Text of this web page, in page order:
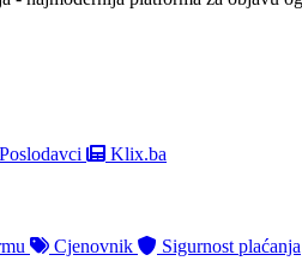
Poslodavci Klix.ba
Cjenovnik Sigurnost plaćanja